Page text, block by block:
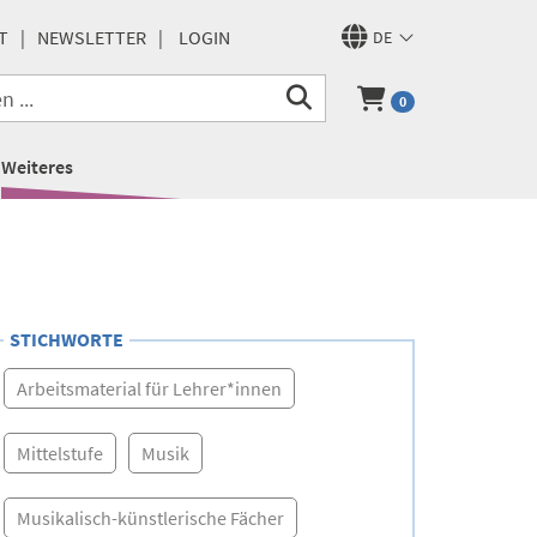
DE
NEWSLETTER LOGIN
0
Weiteres
STICHWORTE
Arbeitsmaterial für Lehrer*innen
Mittelstufe Musik
Musikalisch-künstlerische Fächer